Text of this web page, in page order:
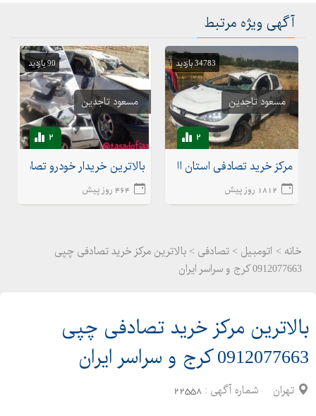
آگهی ویژه مرتبط
34783 بازدید
مسعود تاجدین
2
مرکز خرید تصادفی استان البرز کرج تهران و سراسر ایران
1812 روز پیش
90 بازدید
مسعود تاجدین
2
بالاترین خریدار خودرو تصادفی
464 روز پیش
خانه > اتومبیل > تصادفی > بالاترین مرکز خرید تصادفی چپی
0912077663 کرج و سراسر ایران
بالاترین مرکز خرید تصادفی چپی
0912077663 کرج و سراسر ایران
تهران شماره آگهی : 22558